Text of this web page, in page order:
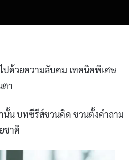
ปด้วยความลับคม เทคนิคพิเศษ
ตา
นั้น บทซีรีส์ชวนคิด ชวนตั้งคำถาม
ชาติ